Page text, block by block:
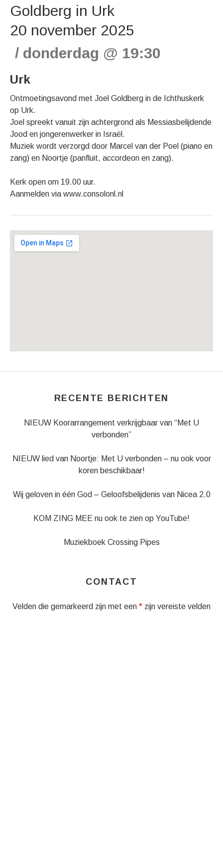
Goldberg in Urk
20 november 2025
donderdag @ 19:30
Urk
Ontmoetingsavond met Joel Goldberg in de Ichthuskerk
op Urk.
Joel spreekt vanuit zijn achtergrond als Messiasbelijdende
Jood en jongerenwerker in Israël.
Muziek wordt verzorgd door Marcel van der Poel (piano en
zang) en Noortje (panfluit, accordeon en zang).
Kerk open om 19.00 uur.
Aanmelden via www.consolonl.nl
Ichthuskerk Urk Richel 2
RECENTE BERICHTEN
NIEUW Koorarrangement verkrijgbaar van “Met U
verbonden”
NIEUW lied van Noortje: Met U verbonden – nu ook voor
koren beschikbaar!
Wij geloven in één God – Geloofsbelijdenis van Nicea 2.0
KOM ZING MEE nu ook te zien op YouTube!
Muziekboek Crossing Pipes
CONTACT
Velden die gemarkeerd zijn met een * zijn vereiste velden